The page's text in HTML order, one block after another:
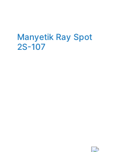
Manyetik Ray Spot
2S-107